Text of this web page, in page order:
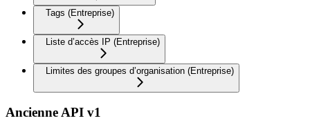
Tags (Entreprise)
Liste d’accès IP (Entreprise)
Limites des groupes d’organisation (Entreprise)
Ancienne API v1